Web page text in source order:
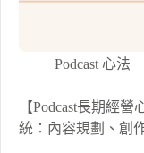
Podcast 心法
【Podcast長期經
統：內容規劃、創